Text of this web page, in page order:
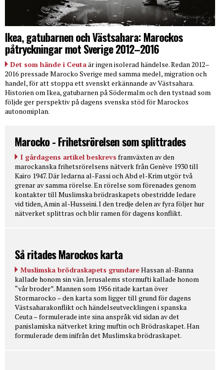
Ikea, gatubarnen och Västsahara: Marockos
påtryckningar mot Sverige 2012–2016
Det som hände i Ceutaär ingen isolerad händelse. Redan 2012–
2016 pressade Marocko Sverige med samma medel, migration och
handel, för att stoppa ett svenskt erkännande av Västsahara.
Historien om Ikea, gatubarnen på Södermalm och den tystnad som
följde ger perspektiv på dagens svenska stöd för Marockos
autonomiplan.
Marocko - Frihetsrörelsen som splittrades
I gårdagens artikel beskrevs framväxten av den
marockanska frihetsrörelsens nätverk från Genève 1930 till
Kairo 1947. Där ledarna al-Fassi och Abd el-Krim utgör två
grenar av samma rörelse. En rörelse som förenades genom
kontakter till Muslimska brödraskapets obestridde ledare
vid tiden, Amin al-Husseini. I den tredje delen av fyra följer hur
nätverket splittras och blir ramen för dagens konflikt.
Så ritades Marockos karta
Muslimska brödraskapets grundareHassan al-Banna
kallade honom sin vän. Jerusalems stormufti kallade honom
“vår broder”. Mannen som 1956 ritade kartan över
Stormarocko – den karta som ligger till grund för dagens
Västsaharakonflikt och händelseutvecklingen i spanska
Ceuta – formulerade inte sina anspråk vid sidan av det
panislamiska nätverket kring muftin och Brödraskapet. Han
formulerade dem inifrån det Muslimska brödraskapet.